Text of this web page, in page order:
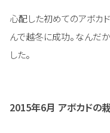
心配した初めてのアボカ
んで越冬に成功。なんだ
した。
2015年6月 アボカドの